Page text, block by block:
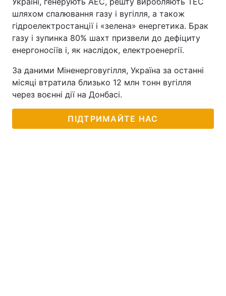
шляхом спалювання газу і вугілля, а також
гідроелектростанції і «зелена» енергетика. Брак
газу і зупинка 80% шахт призвели до дефіциту
енергоносіїв і, як наслідок, електроенергії.
За даними Міненерговугілля, Україна за останні
місяці втратила близько 12 млн тонн вугілля
через воєнні дії на Донбасі.
ПІДТРИМАЙТЕ НАС